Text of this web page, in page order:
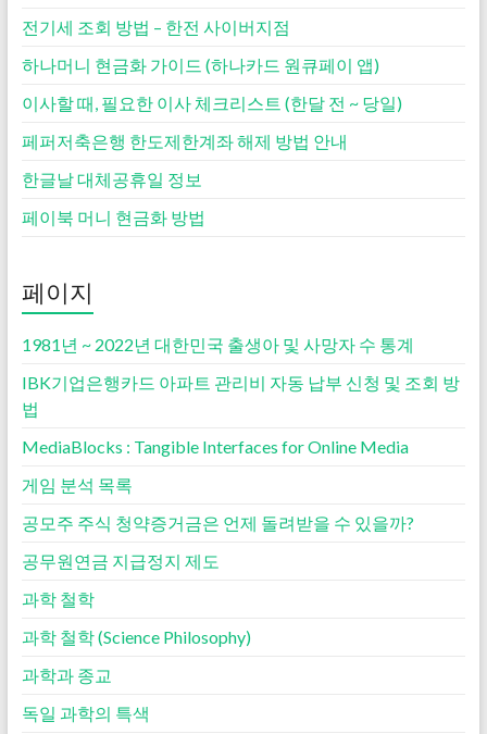
전기세 조회 방법 – 한전 사이버지점
하나머니 현금화 가이드 (하나카드 원큐페이 앱)
이사할 때, 필요한 이사 체크리스트 (한달 전 ~ 당일)
페퍼저축은행 한도제한계좌 해제 방법 안내
한글날 대체공휴일 정보
페이북 머니 현금화 방법
페이지
1981년 ~ 2022년 대한민국 출생아 및 사망자 수 통계
IBK기업은행카드 아파트 관리비 자동 납부 신청 및 조회 방
법
MediaBlocks : Tangible Interfaces for Online Media
게임 분석 목록
공모주 주식 청약증거금은 언제 돌려받을 수 있을까?
공무원연금 지급정지 제도
과학 철학
과학 철학 (Science Philosophy)
과학과 종교
독일 과학의 특색